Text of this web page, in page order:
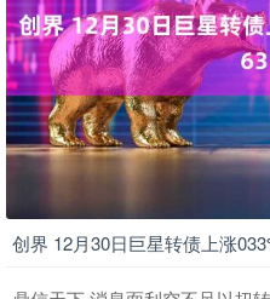
创界 12月30日巨星转债上涨